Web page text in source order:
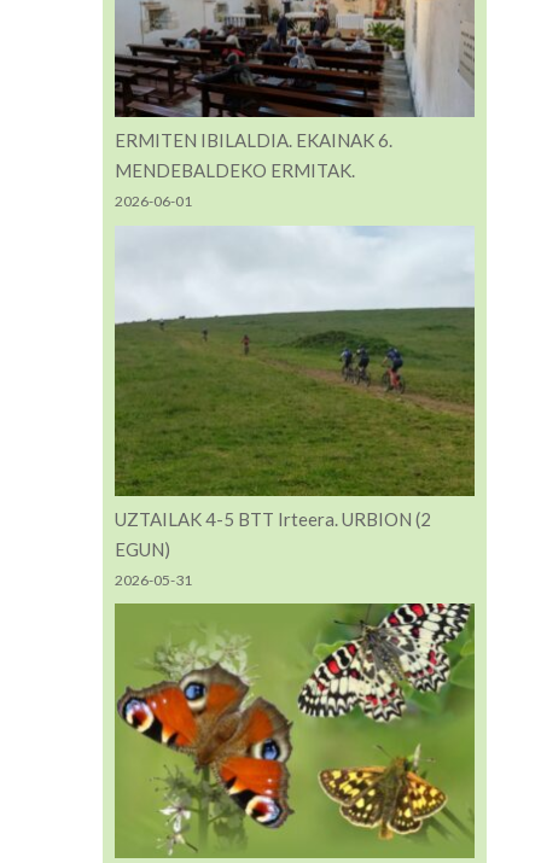
ERMITEN IBILALDIA. EKAINAK 6.
MENDEBALDEKO ERMITAK.
2026-06-01
UZTAILAK 4-5 BTT Irteera. URBION (2
EGUN)
2026-05-31